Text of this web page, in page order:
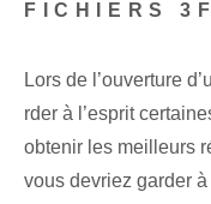
FICHIERS
Lors de l’ouverture
rder à l’esprit
obtenir les meilleurs
vous devriez ‌garder à